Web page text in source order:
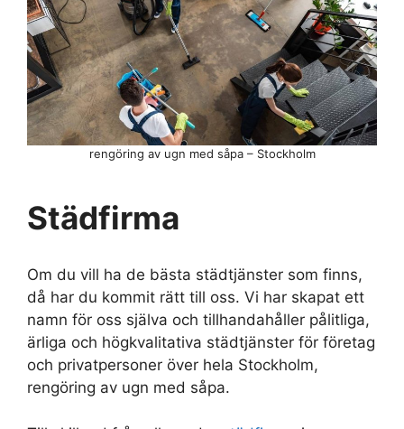
Städfirma
Om du vill ha de bästa städtjänster som finns,
då har du kommit rätt till oss. Vi har skapat ett
namn för oss själva och tillhandahåller pålitliga,
ärliga och högkvalitativa städtjänster för företag
och privatpersoner över hela Stockholm,
rengöring av ugn med såpa.
rengöring av ugn med såpa – Stockholm